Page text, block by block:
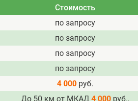
Стоимость
по запросу
по запросу
по запросу
по запросу
4 000 руб.
До 50 км от МКАД 4 000 руб.,